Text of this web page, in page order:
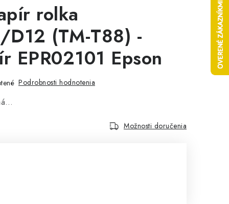
rolka
(TM-T88) -
EPR02101 Epson
Podrobnosti hodnotenia
Možnosti doručenia